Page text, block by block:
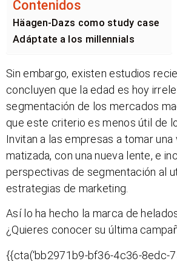
Contenidos
Häagen-Dazs como study case
Adáptate a los millennials
Sin embargo, existen estudios
concluyen que la edad es hoy
segmentación de los mercados
que este criterio es menos útil de
Invitan a las empresas a tomar una
matizada, con una nueva lente, e
perspectivas de segmentación al
estrategias de marketing.
Así lo ha hecho la marca de
¿Quieres conocer su última
{{cta(‘bb2971b9-bf36-4c36-8edc-